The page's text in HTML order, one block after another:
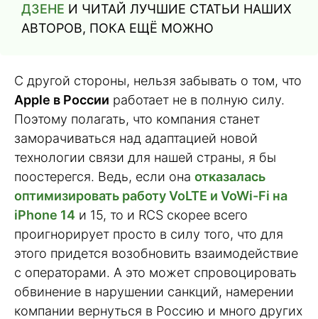
ДЗЕНЕ И ЧИТАЙ ЛУЧШИЕ СТАТЬИ НАШИХ
АВТОРОВ, ПОКА ЕЩЁ МОЖНО
С другой стороны, нельзя забывать о том, что
Apple в России работает не в полную силу.
Поэтому полагать, что компания станет
заморачиваться над адаптацией новой
технологии связи для нашей страны, я бы
поостерегся. Ведь, если она отказалась
оптимизировать работу VoLTE и VoWi-Fi на
iPhone 14 и 15, то и RCS скорее всего
проигнорирует просто в силу того, что для
этого придется возобновить взаимодействие
с операторами. А это может спровоцировать
обвинение в нарушении санкций, намерении
компании вернуться в Россию и много других